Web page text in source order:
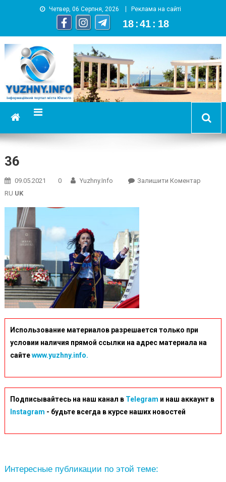
Четвер, 06 Серпня, 2026 Реклама на сайті
18 :41 : 19
YUZHNY.INFO
информационный портал города Южный
36
09.05.2021 0 Yuzhny.info Залишити КоментарOn
RU UK
Использование материалов разрешается только при
условии наличия прямой ссылки на адрес материала на
сайтеwww.yuzhny.info.
Подписывайтесь на наш канал в Telegram и наш аккаунт в
Instagram - будьте всегда в курсе наших новостей
Интересные публикации по этой теме: